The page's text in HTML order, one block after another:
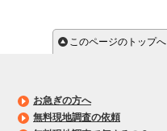
お急ぎの方へ
無料現地調査の依頼
このページのトップへ